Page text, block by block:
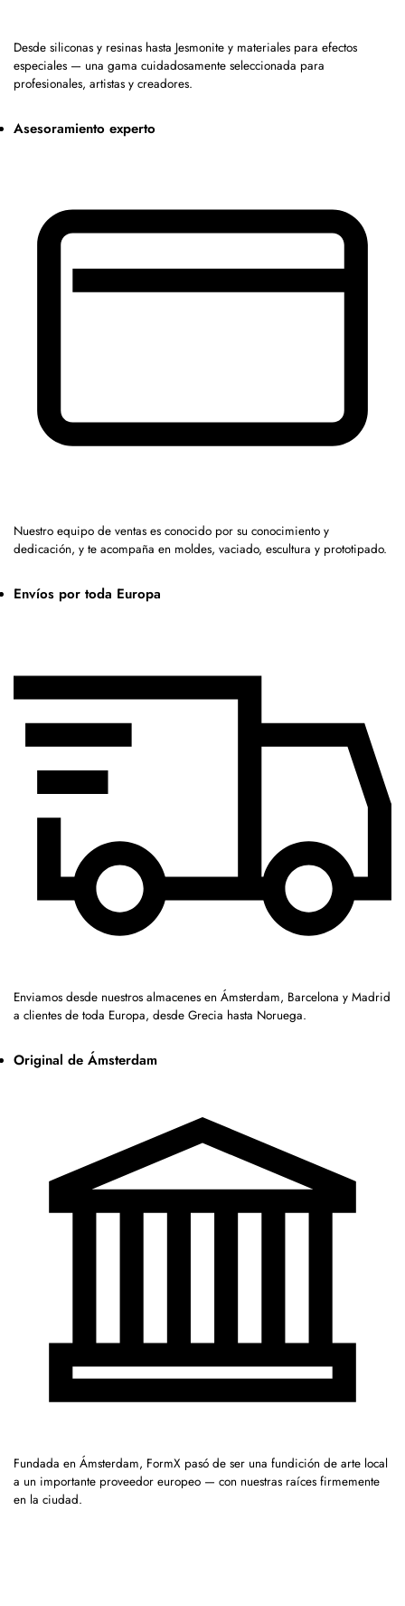
Desde siliconas y resinas hasta Jesmonite y materiales para efectos
especiales — una gama cuidadosamente seleccionada para
profesionales, artistas y creadores.
Asesoramiento experto
Nuestro equipo de ventas es conocido por su conocimiento y
dedicación, y te acompaña en moldes, vaciado, escultura y prototipado.
Envíos por toda Europa
Enviamos desde nuestros almacenes en Ámsterdam, Barcelona y Madrid
a clientes de toda Europa, desde Grecia hasta Noruega.
Original de Ámsterdam
Fundada en Ámsterdam, FormX pasó de ser una fundición de arte local
a un importante proveedor europeo — con nuestras raíces firmemente
en la ciudad.